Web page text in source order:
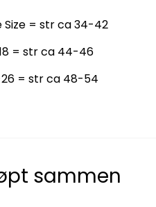
Size = str ca 34-42
= str ca 44-46
= str ca 48-54
sammen